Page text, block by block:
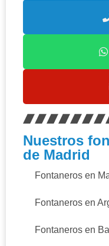
Nuestros
de Madrid
Fontaneros en
Fontaneros en
Fontaneros en